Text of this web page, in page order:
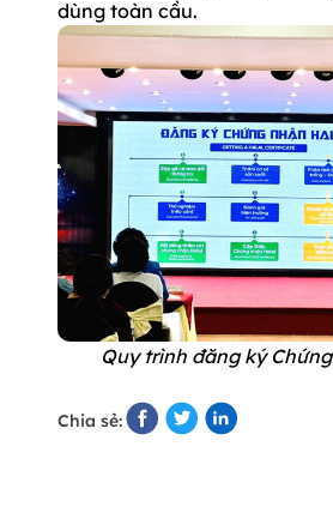
dùng toàn cầu.
Quy trình đăng ký
Chia sẻ: